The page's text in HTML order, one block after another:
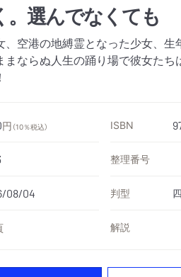
。選んでなくても
、空港の地縛霊となった少女、
まならぬ人生の踊り場で彼女た
円 （10％税込） ISBN
整理番号
08/04 判型
解説